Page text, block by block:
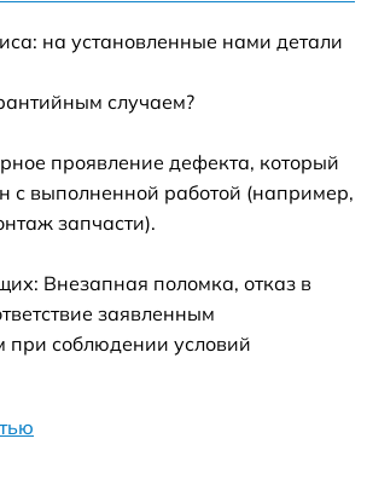
на установленные нами детали
случаем?
проявление дефекта, который
с выполненной работой (например,
запчасти).
Внезапная поломка, отказ в
заявленным
при соблюдении условий